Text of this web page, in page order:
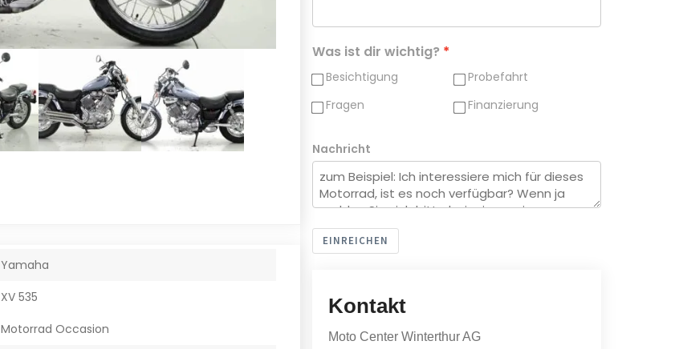
Yamaha
XV 535
Motorrad Occasion
Was ist dir wichtig?
Besichtigung
Probefahrt
Fragen
Finanzierung
Nachricht
EINREICHEN
Kontakt
Moto Center Winterthur AG